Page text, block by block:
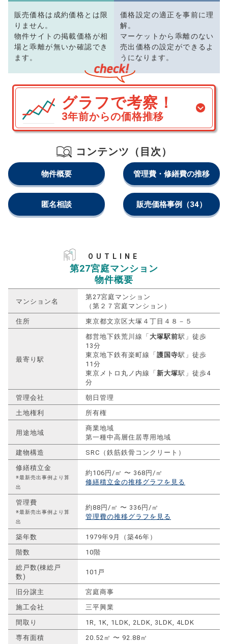
販売価格は成約価格とは限
りません。
物件サイトの掲載価格が相
場と乖離が無いか確認でき
ます。
価格設定の適正を事前に理
解。
マーケットから乖離のない
売出価格の設定ができるよ
うになります。
グラフで考察！
3年前からの価格推移
コンテンツ（目次）
物件概要 管理費・修繕費の推移
匿名相談 販売価格事例 （34）
OUTLINE
第27宮庭マンション
物件概要
マンション名
第27宮庭マンション
（第２７宮庭マンション）
住所
東京都文京区大塚４丁目４８－５
最寄り駅
都営地下鉄荒川線「 大塚駅前駅」徒歩
13分
東京地下鉄有楽町線「護国寺駅」徒歩
11分
東京メトロ丸ノ内線「新大塚駅」徒歩4
分
管理会社
朝日管理
土地権利
所有権
用途地域
商業地域
第一種中高層住居専用地域
建物構造
SRC（鉄筋鉄骨コンクリート）
修繕積立金
※最新売出事例より算
出
約106円/㎡ 〜 368円/㎡
修繕積立金の推移グラフを見る
管理費
※最新売出事例より算
出
約88円/㎡ 〜 336円/㎡
管理費の推移グラフを見る
築年数
1979年9月（築46年）
階数
10階
総戸数(棟総戸
数)
101戸
旧分譲主
宮庭商事
施工会社
三平興業
間取り
1R, 1K, 1LDK, 2LDK, 3LDK, 4LDK
専有面積
20.52㎡ 〜 92.88㎡